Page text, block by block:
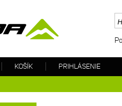
KOŠÍK PRIHLÁSENIE